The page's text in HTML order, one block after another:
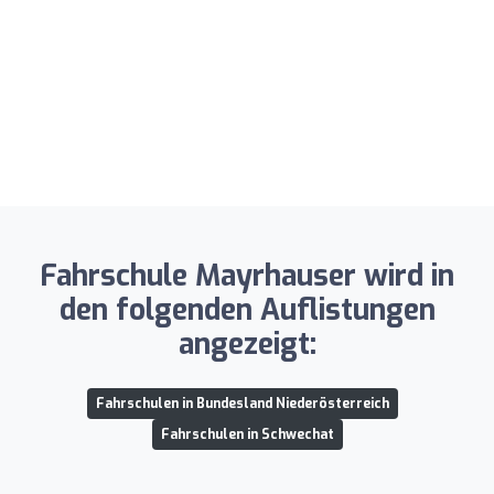
Fahrschule Mayrhauser wird in
den folgenden Auflistungen
angezeigt:
Fahrschulen in Bundesland Niederösterreich
Fahrschulen in Schwechat